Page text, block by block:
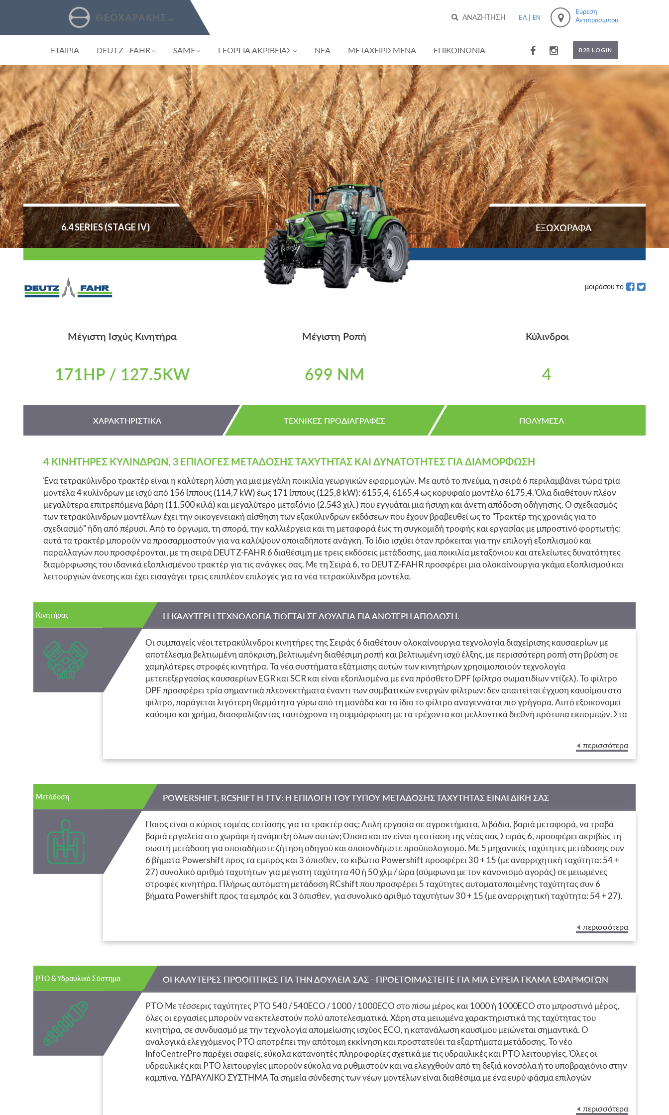
ΑΝΑΖΗΤΗΣΗ ΕΛ | EN
Εύρεση
Αντιπροσώπου
B2B LOGIN
ΕΤΑΙΡΙΑ DEUTZ - FAHR SAME ΓΕΩΡΓΙΑ ΑΚΡΙΒΕΙΑΣ ΝΕΑ ΜΕΤΑΧΕΙΡΙΣΜΕΝΑ ΕΠΙΚΟΙΝΩΝΙΑ
6.4 SERIES (STAGE IV) ΕΞΩΧΩΡΑΦΑ
μοιράσου το
Μέγιστη Ισχύς Κινητήρα
171HP / 127.5KW
Μέγιστη Ροπή
699 NM
Κύλινδροι
4
ΧΑΡΑΚΤΗΡΙΣΤΙΚΑ ΤΕΧΝΙΚΕΣ ΠΡΟΔΙΑΓΡΑΦΕΣ ΠΟΛΥΜΕΣΑ
4 ΚΙΝΗΤΗΡΕΣ ΚΥΛΙΝΔΡΩΝ, 3 ΕΠΙΛΟΓΕΣ ΜΕΤΑΔΟΣΗΣ ΤΑΧΥΤΗΤΑΣ ΚΑΙ ΔΥΝΑΤΟΤΗΤΕΣ ΓΙΑ ΔΙΑΜΟΡΦΩΣΗ
Ένα τετρακύλινδρο τρακτέρ είναι η καλύτερη λύση για μια μεγάλη ποικιλία γεωργικών εφαρμογών. Με αυτό το πνεύμα, η σειρά 6 περιλαμβάνει τώρα τρία
μοντέλα 4 κυλίνδρων με ισχύ από 156 ίππους (114,7 kW) έως 171 ίππους (125,8 kW): 6155,4, 6165,4 ως κορυφαίο μοντέλο 6175,4. Όλα διαθέτουν πλέον
μεγαλύτερα επιτρεπόμενα βάρη (11.500 κιλά) και μεγαλύτερο μεταξόνιο (2.543 χιλ.) που εγγυάται μια ήσυχη και άνετη απόδοση οδήγησης. Ο σχεδιασμός
των τετρακύλινδρων μοντέλων έχει την οικογενειακή αίσθηση των εξακύλινδρων εκδόσεων που έχουν βραβευθεί ως το "Τρακτέρ της χρονιάς για το
σχεδιασμό" ήδη από πέρυσι. Από το όργωμα, τη σπορά, την καλλιέργεια και τη μεταφορά έως τη συγκομιδή τροφής και εργασίας με μπροστινό φορτωτής:
αυτά τα τρακτέρ μπορούν να προσαρμοστούν για να καλύψουν οποιαδήποτε ανάγκη. Το ίδιο ισχύει όταν πρόκειται για την επιλογή εξοπλισμού και
παραλλαγών που προσφέρονται, με τη σειρά DEUTZ-FAHR 6 διαθέσιμη με τρεις εκδόσεις μετάδοσης, μια ποικιλία μεταξόνιου και ατελείωτες δυνατότητες
διαμόρφωσης του ιδανικά εξοπλισμένου τρακτέρ για τις ανάγκες σας. Με τη Σειρά 6, το DEUTZ-FAHR προσφέρει μια ολοκαίνουργια γκάμα εξοπλισμού και
λειτουργιών άνεσης και έχει εισαγάγει τρεις επιπλέον επιλογές για τα νέα τετρακύλινδρα μοντέλα.
Κινητήρας Η ΚΑΛΥΤΕΡΗ ΤΕΧΝΟΛΟΓΙΑ ΤΙΘΕΤΑΙ ΣΕ ΔΟΥΛΕΙΑ ΓΙΑ ΑΝΩΤΕΡΗ ΑΠΟΔΟΣΗ.
Οι συμπαγείς νέοι τετρακύλινδροι κινητήρες της Σειράς 6 διαθέτουν ολοκαίνουργια τεχνολογία διαχείρισης καυσαερίων με
αποτέλεσμα βελτιωμένη απόκριση, βελτιωμένη διαθέσιμη ροπή και βελτιωμένη ισχύ έλξης, με περισσότερη ροπή στη βρύση σε
χαμηλότερες στροφές κινητήρα. Τα νέα συστήματα εξάτμισης αυτών των κινητήρων χρησιμοποιούν τεχνολογία
μετεπεξεργασίας καυσαερίων EGR και SCR και είναι εξοπλισμένα με ένα πρόσθετο DPF (φίλτρο σωματιδίων ντίζελ). Το φίλτρο
DPF προσφέρει τρία σημαντικά πλεονεκτήματα έναντι των συμβατικών ενεργών φίλτρων: δεν απαιτείται έγχυση καυσίμου στο
φίλτρο, παράγεται λιγότερη θερμότητα γύρω από τη μονάδα και το ίδιο το φίλτρο αναγεννάται πιο γρήγορα. Αυτό εξοικονομεί
καύσιμο και χρήμα, διασφαλίζοντας ταυτόχρονα τη συμμόρφωση με τα τρέχοντα και μελλοντικά διεθνή πρότυπα εκπομπών. Στα
περισσότερα
Μετάδοση POWERSHIFT, RCSHIFT Η TTV: Η ΕΠΙΛΟΓΗ ΤΟΥ ΤΥΠΟΥ ΜΕΤΑΔΟΣΗΣ ΤΑΧΥΤΗΤΑΣ ΕΙΝΑΙ ΔΙΚΗ ΣΑΣ
Ποιος είναι ο κύριος τομέας εστίασης για το τρακτέρ σας; Απλή εργασία σε αγροκτήματα, λιβάδια, βαριά μεταφορά, να τραβά
βαριά εργαλεία στο χωράφι ή ανάμειξη όλων αυτών; Όποια και αν είναι η εστίαση της νέας σας Σειράς 6, προσφέρει ακριβώς τη
σωστή μετάδοση για οποιαδήποτε ζήτηση οδηγού και οποιονδήποτε προϋπολογισμό. Με 5 μηχανικές ταχύτητες μετάδοσης συν
6 βήματα Powershift προς τα εμπρός και 3 όπισθεν, το κιβώτιο Powershift προσφέρει 30 + 15 (με αναρριχητική ταχύτητα: 54 +
27) συνολικό αριθμό ταχυτήτων για μέγιστη ταχύτητα 40 ή 50 χλμ / ώρα (σύμφωνα με τον κανονισμό αγοράς) σε μειωμένες
στροφές κινητήρα. Πλήρως αυτόματη μετάδοση RCshift που προσφέρει 5 ταχύτητες αυτοματοποιμένης ταχύτητας συν 6
βήματα Powershift προς τα εμπρός και 3 όπισθεν, για συνολικό αριθμό ταχυτήτων 30 + 15 (με αναρριχητική ταχύτητα: 54 + 27).
κινητήρα χωρίς περιττή φόρτωση ή σπατάλη καυσίμου, για ευκολότερη και πιο παραγωγική εργασία. Αυτές οι αρχές λειτουργίας
επιτρέπουν στην μετάδοση TTV να παρέχει γρήγορα την απαιτούμενη ταχύτητα οδήγησης, εξασφαλίζοντας ομαλή οδήγηση και
είναι εύχρηστες, απλές στον προγραμματισμό και εύκολη παρακολούθηση μέσω των ενδείξεων εν κινήσει. Καθένα από αυτά
προσφέρει εξαιρετική απόδοση, ακρίβεια και αποτελεσματικότητα. Χειροκίνητο, πλήρως αυτόματο ή CVT: όταν πρόκειται για
οδηγική άνεση, η επιλογή είναι δική σας.
περισσότερα
ΡΤΟ & Υδραυλικό Σύστημα ΟΙ ΚΑΛΥΤΕΡΕΣ ΠΡΟΟΠΤΙΚΕΣ ΓΙΑ ΤΗΝ ΔΟΥΛΕΙΑ ΣΑΣ - ΠΡΟΕΤΟΙΜΑΣΤΕΙΤΕ ΓΙΑ ΜΙΑ ΕΥΡΕΙΑ ΓΚΑΜΑ ΕΦΑΡΜΟΓΩΝ
PTO Με τέσσερις ταχύτητες PTO 540 / 540ECO / 1000 / 1000ECO στο πίσω μέρος και 1000 ή 1000ECO στο μπροστινό μέρος,
όλες οι εργασίες μπορούν να εκτελεστούν πολύ αποτελεσματικά. Χάρη στα μειωμένα χαρακτηριστικά της ταχύτητας του
κινητήρα, σε συνδυασμό με την τεχνολογία απομείωσης ισχύος ECO, η κατανάλωση καυσίμου μειώνεται σημαντικά. Ο
αναλογικά ελεγχόμενος PTO αποτρέπει την απότομη εκκίνηση και προστατεύει τα εξαρτήματα μετάδοσης. Το νέο
InfoCentrePro παρέχει σαφείς, εύκολα κατανοητές πληροφορίες σχετικά με τις υδραυλικές και PTO λειτουργίες. Όλες οι
υδραυλικές και PTO λειτουργίες μπορούν εύκολα να ρυθμιστούν και να ελεγχθούν από τη δεξιά κονσόλα ή το υποβραχιόνιο στην
καμπίνα. ΥΔΡΑΥΛΙΚΟ ΣΥΣΤΗΜΑ Τα σημεία σύνδεσης των νέων μοντέλων είναι διαθέσιμα με ένα ευρύ φάσμα επιλογών
περισσότερα